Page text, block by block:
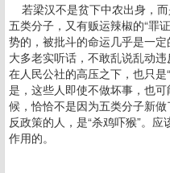
若梁汉不是贫下中农出身，
五类分子，又有贩运辣椒的“罪
势的，被批斗的命运几乎是一
大多老实听话，不敢乱说乱动
在人民公社的高压之下，也只
是，这些人即使不做坏事，也
候，恰恰不是因为五类分子新
反政策的人，是“杀鸡吓猴”。
作用的。